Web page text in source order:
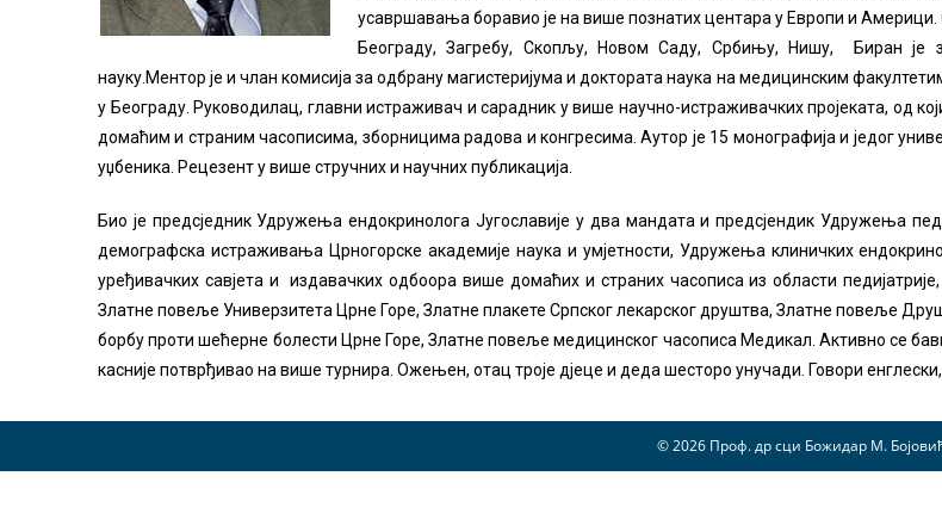
усавршавања боравио је на више познатих центара у Европи и
Београду, Загребу, Скопљу, Новом Саду, Србињу, Нишу, Биран је
науку.Ментор је и члан комисија за одбрану магистеријума и доктората наука на медицинским
у Београду. Руководилац, главни истраживач и сарадник у више научно-истраживачких пројеката, од
домаћим и страним часописима, зборницима радова и конгресима. Аутор је 15 монографија и једог
уџбеника. Рецезент у више стручних и научних публикација.
Био је предсједник Удружења ендокринолога Југославије у два мандата и предсјендик Удружења
демографска истраживања Црногорске академије наука и умјетности, Удружења клиничких
уређивачких савјета и издавачких одбоора више домаћих и страних часописа из области
Златне повеље Универзитета Црне Горе, Златне плакете Српског лекарског друштва, Златне повеље
борбу проти шећерне болести Црне Горе, Златне повеље медицинског часописа Медикал. Активно се
касније потврђивао на више турнира. Ожењен, отац троје дјеце и деда шесторо унучади. Говори
© 2026 Проф. др сци Божидар М.